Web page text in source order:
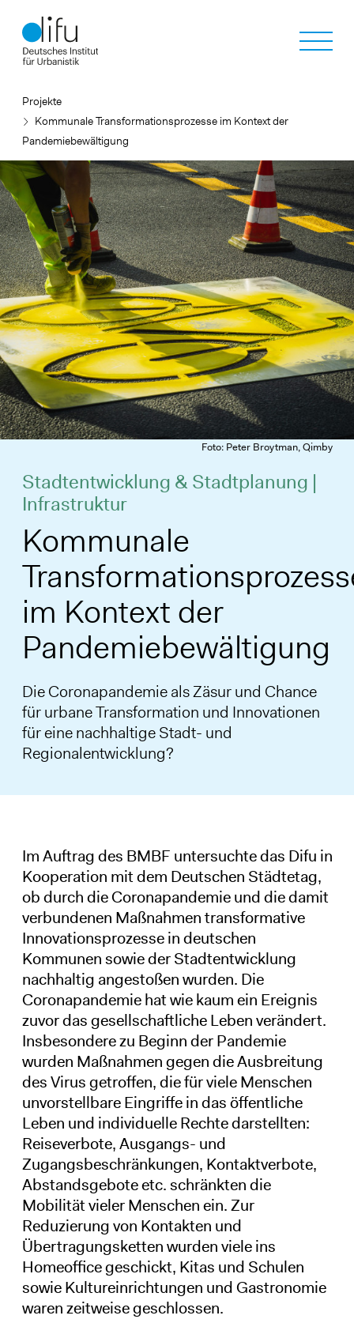
zum
Inhalt
Projekte
Kommunale Transformationsprozesse im Kontext der
Pandemiebewältigung
Foto: Peter Broytman, Qimby
Stadtentwicklung & Stadtplanung |
Infrastruktur
Kommunale
im Kontext der
Pandemiebewältigung
Die Coronapandemie als Zäsur und Chance
für urbane Transformation und Innovationen
für eine nachhaltige Stadt- und
Regionalentwicklung?
Im Auftrag des BMBF untersuchte das Difu in
Kooperation mit dem Deutschen Städtetag,
ob durch die Coronapandemie und die damit
verbundenen Maßnahmen transformative
Innovationsprozesse in deutschen
Kommunen sowie der Stadtentwicklung
nachhaltig angestoßen wurden. Die
Coronapandemie hat wie kaum ein Ereignis
zuvor das gesellschaftliche Leben verändert.
Insbesondere zu Beginn der Pandemie
wurden Maßnahmen gegen die Ausbreitung
des Virus getroffen, die für viele Menschen
unvorstellbare Eingriffe in das öffentliche
Leben und individuelle Rechte darstellten:
Reiseverbote, Ausgangs- und
Zugangsbeschränkungen, Kontaktverbote,
Abstandsgebote etc. schränkten die
Mobilität vieler Menschen ein. Zur
Reduzierung von Kontakten und
Übertragungsketten wurden viele ins
Homeoffice geschickt, Kitas und Schulen
sowie Kultureinrichtungen und Gastronomie
waren zeitweise geschlossen.